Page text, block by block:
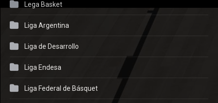
Lega Basket
Liga Argentina
Liga de Desarrollo
Liga Endesa
Liga Federal de Básquet